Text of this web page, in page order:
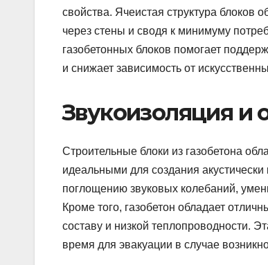
свойства. Ячеистая структура блоков
через стены и сводя к минимуму
газобетонных блоков помогает
и снижает зависимость от
Звукоизоляция и
Строительные блоки из газобетона
идеальными для создания
поглощению звуковых колебаний,
Кроме того, газобетон обладает
составу и низкой теплопроводности.
время для эвакуации в случае